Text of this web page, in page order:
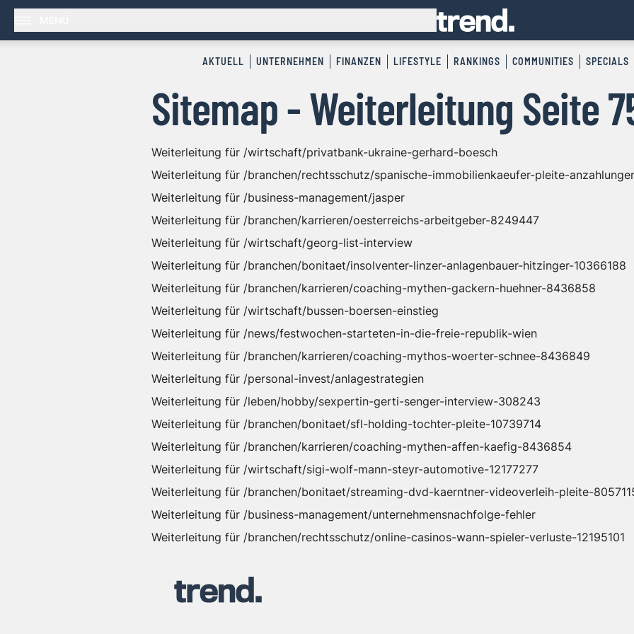
AKTUELL UNTERNEHMEN FINANZEN LIFESTYLE RANKINGS COMMUNITIES SPECIALS
Sitemap - Weiterleitung Seite
Weiterleitung für /wirtschaft/privatbank-ukraine-gerhard-boesch
Weiterleitung für /branchen/rechtsschutz/spanische-immobilienkaeufer-pleite-
Weiterleitung für /business-management/jasper
Weiterleitung für /branchen/karrieren/oesterreichs-arbeitgeber-8249447
Weiterleitung für /wirtschaft/georg-list-interview
Weiterleitung für /branchen/bonitaet/insolventer-linzer-anlagenbauer-hitzinger-10366188
Weiterleitung für /branchen/karrieren/coaching-mythen-gackern-huehner-8436858
Weiterleitung für /wirtschaft/bussen-boersen-einstieg
Weiterleitung für /news/festwochen-starteten-in-die-freie-republik-wien
Weiterleitung für /branchen/karrieren/coaching-mythos-woerter-schnee-8436849
Weiterleitung für /personal-invest/anlagestrategien
Weiterleitung für /leben/hobby/sexpertin-gerti-senger-interview-308243
Weiterleitung für /branchen/bonitaet/sfl-holding-tochter-pleite-10739714
Weiterleitung für /branchen/karrieren/coaching-mythen-affen-kaefig-8436854
Weiterleitung für /wirtschaft/sigi-wolf-mann-steyr-automotive-12177277
Weiterleitung für /branchen/bonitaet/streaming-dvd-kaerntner-videoverleih-pleite-
Weiterleitung für /business-management/unternehmensnachfolge-fehler
Weiterleitung für /branchen/rechtsschutz/online-casinos-wann-spieler-verluste-12195101